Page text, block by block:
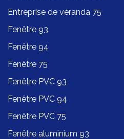
Entreprise de véranda 75
Fenêtre 93
Fenêtre 94
Fenêtre 75
Fenêtre PVC 93
Fenêtre PVC 94
Fenêtre PVC 75
Fenêtre aluminium 93